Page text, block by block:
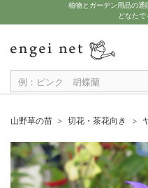
植物とガーデン用品の
どなた
山野草の苗 切花・茶花向き